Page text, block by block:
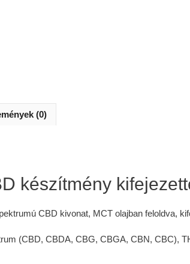
(0)
készítmény
CBD kivonat, MCT olajban feloldva,
(CBD, CBDA, CBG, CBGA, CBN, CBC),